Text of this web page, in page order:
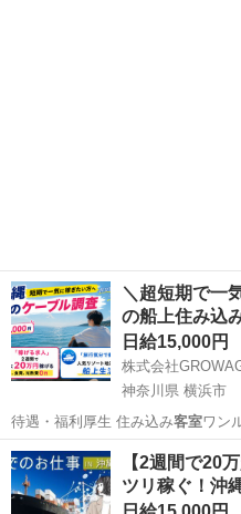
＼超短期で一
の船上住み込
日給15,000円
株式会社
神奈川県 横浜市
待遇・福利厚生 住み込み客室ワン
神奈川 横浜市 その他 住
【2週間で20
ツリ稼ぐ！沖